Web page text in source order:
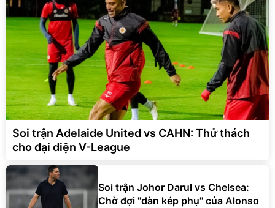
Soi trận Adelaide United vs CAHN: Thử thách
cho đại diện V-League
Soi trận Johor Darul vs Chelsea:
Chờ đợi "dàn kép phụ" của Alonso